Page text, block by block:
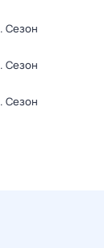
. Сезон
. Сезон
. Сезон